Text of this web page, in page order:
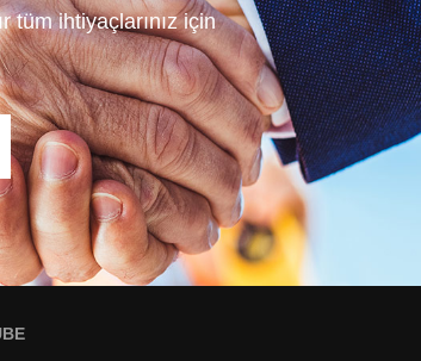
tüm ihtiyaçlarınız için